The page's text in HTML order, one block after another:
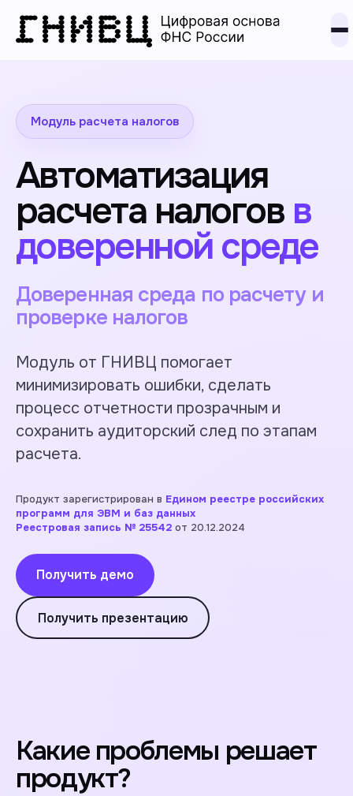
Модуль расчета налогов
Автоматизация
расчета налогов в
доверенной среде
Доверенная среда по расчету и
проверке налогов
Модуль от ГНИВЦ помогает
минимизировать ошибки, сделать
процесс отчетности прозрачным и
сохранить аудиторский след по этапам
расчета.
Продукт зарегистрирован в Едином реестре российских
программ для ЭВМ и баз данных
Реестровая запись № 25542 от 20.12.2024
Получить демо
Получить презентацию
Какие проблемы решает
продукт?